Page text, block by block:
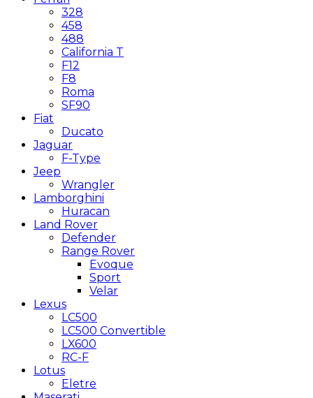
328
458
488
California T
F12
F8
Roma
SF90
Fiat
Ducato
Jaguar
F-Type
Jeep
Wrangler
Lamborghini
Huracan
Land Rover
Defender
Range Rover
Evoque
Sport
Velar
Lexus
LC500
LC500 Convertible
LX600
RC-F
Lotus
Eletre